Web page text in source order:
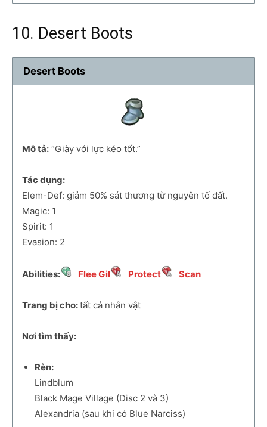
10. Desert Boots
Desert Boots
Mô tả: “Giày với lực kéo tốt.”
Tác dụng:
Elem-Def: giảm 50% sát thương từ nguyên tố đất.
Magic: 1
Spirit: 1
Evasion: 2
Abilities: Flee Gil Protect Scan
Trang bị cho:tất cả nhân vật
Nơi tìm thấy:
Rèn:
Lindblum
Black Mage Village (Disc 2 và 3)
Alexandria (sau khi có Blue Narciss)